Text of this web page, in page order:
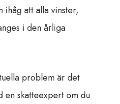
ihåg att alla vinster,
i den årliga
problem är det
en skatteexpert om du